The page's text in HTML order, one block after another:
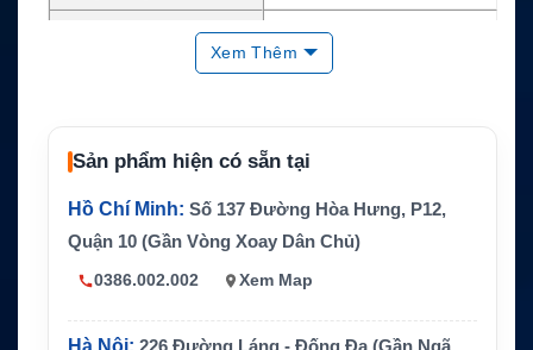
Điện áp danh định 7.4V
Khoảng 10.36Wh
Trọng lượng 0.2 lb
Thiết bị tương thích
Standard Horizon HX470S, H
X471, HX471S, HX471SB, H
X471SS, HX460 và HX460S
Hãng sản xuất
Standard Horizon
Xem Thêm
Sản phẩm hiện có sẵn tại
Hồ Chí Minh: Số 137 Đường Hòa Hưng, P12,
Quận 10 (Gần Vòng Xoay Dân Chủ)
0386.002.002 Xem Map
Hà Nội: 226 Đường Láng - Đống Đa (Gần Ngã